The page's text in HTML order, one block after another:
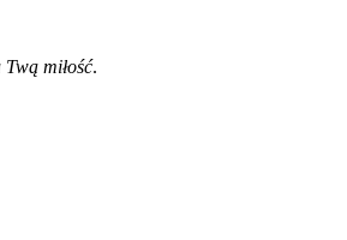
Twą miłość.